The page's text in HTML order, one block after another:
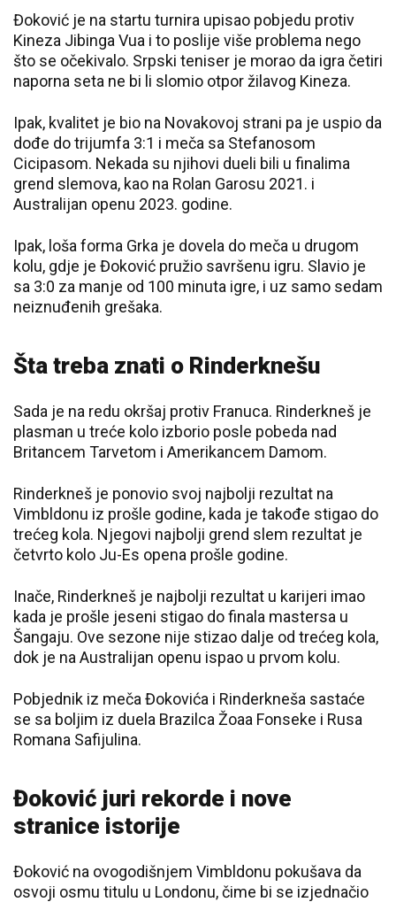
Đoković je na startu turnira upisao pobjedu protiv
Kineza Jibinga Vua i to poslije više problema nego
što se očekivalo. Srpski teniser je morao da igra četiri
naporna seta ne bi li slomio otpor žilavog Kineza.
Ipak, kvalitet je bio na Novakovoj strani pa je uspio da
dođe do trijumfa 3:1 i meča sa Stefanosom
Cicipasom. Nekada su njihovi dueli bili u finalima
grend slemova, kao na Rolan Garosu 2021. i
Australijan openu 2023. godine.
Ipak, loša forma Grka je dovela do meča u drugom
kolu, gdje je Đoković pružio savršenu igru. Slavio je
sa 3:0 za manje od 100 minuta igre, i uz samo sedam
neiznuđenih grešaka.
Šta treba znati o Rinderknešu
Sada je na redu okršaj protiv Franuca. Rinderkneš je
plasman u treće kolo izborio posle pobeda nad
Britancem Tarvetom i Amerikancem Damom.
Rinderkneš je ponovio svoj najbolji rezultat na
Vimbldonu iz prošle godine, kada je takođe stigao do
trećeg kola. Njegovi najbolji grend slem rezultat je
četvrto kolo Ju-Es opena prošle godine.
Inače, Rinderkneš je najbolji rezultat u karijeri imao
kada je prošle jeseni stigao do finala mastersa u
Šangaju. Ove sezone nije stizao dalje od trećeg kola,
dok je na Australijan openu ispao u prvom kolu.
Pobjednik iz meča Đokovića i Rinderkneša sastaće
se sa boljim iz duela Brazilca Žoaa Fonseke i Rusa
Romana Safijulina.
Đoković juri rekorde i nove
stranice istorije
Đoković na ovogodišnjem Vimbldonu pokušava da
osvoji osmu titulu u Londonu, čime bi se izjednačio